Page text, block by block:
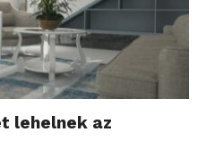
lehelnek az